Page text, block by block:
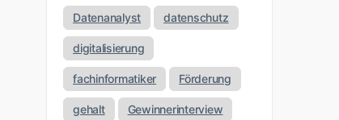
Datenanalyst datenschutz
digitalisierung
fachinformatiker Förderung
gehalt Gewinnerinterview